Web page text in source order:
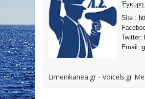
Έγκυρη
Site :
Twitter:
Email:
Limenikanea.gr - Voicels.gr